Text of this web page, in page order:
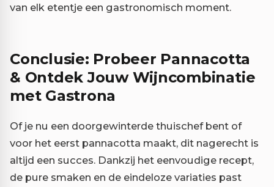
van elk etentje een gastronomisch moment.
Conclusie: Probeer Pannacotta
& Ontdek Jouw Wijncombinatie
met Gastrona
Of je nu een doorgewinterde thuischef bent of
voor het eerst pannacotta maakt, dit nagerecht is
altijd een succes. Dankzij het eenvoudige recept,
de pure smaken en de eindeloze variaties past